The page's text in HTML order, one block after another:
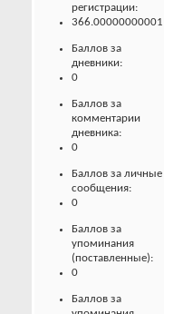
регистрации:
366.00000000001
Баллов за
дневники:
0
Баллов за
комментарии
дневника:
0
Баллов за личные
сообщения:
0
Баллов за
упоминания
(поставленные):
0
Баллов за